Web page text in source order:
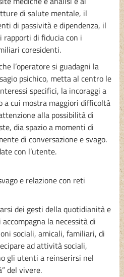
di salute mentale, il
di passività e dipendenza, il
rapporti di fiducia con i
coresidenti.
l’operatore si guadagni la
psichico, metta al centro le
specifici, la incoraggi a
cui mostra maggiori difficoltà
alla possibilità di
dia spazio a momenti di
di conversazione e svago.
con l’utente.
e relazione con reti
dei gesti della quotidianità e
la necessità di
sociali, amicali, familiari, di
ad attività sociali,
gli utenti a reinserirsi nel
del vivere.